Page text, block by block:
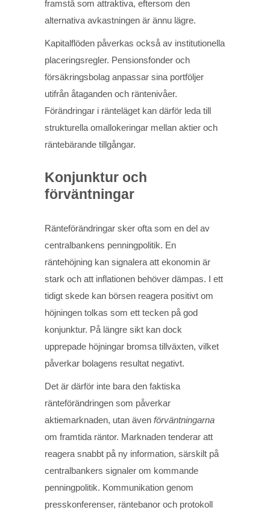
framstå som attraktiva, eftersom den
alternativa avkastningen är ännu lägre.
Kapitalflöden påverkas också av institutionella
placeringsregler. Pensionsfonder och
försäkringsbolag anpassar sina portföljer
utifrån åtaganden och räntenivåer.
Förändringar i ränteläget kan därför leda till
strukturella omallokeringar mellan aktier och
räntebärande tillgångar.
Konjunktur och
förväntningar
Ränteförändringar sker ofta som en del av
centralbankens penningpolitik. En
räntehöjning kan signalera att ekonomin är
stark och att inflationen behöver dämpas. I ett
tidigt skede kan börsen reagera positivt om
höjningen tolkas som ett tecken på god
konjunktur. På längre sikt kan dock
upprepade höjningar bromsa tillväxten, vilket
påverkar bolagens resultat negativt.
Det är därför inte bara den faktiska
ränteförändringen som påverkar
aktiemarknaden, utan även förväntningarna
om framtida räntor. Marknaden tenderar att
reagera snabbt på ny information, särskilt på
centralbankers signaler om kommande
penningpolitik. Kommunikation genom
presskonferenser, räntebanor och protokoll